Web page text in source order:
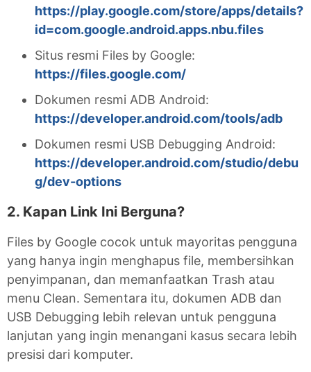
https://play.google.com/store/apps/details?
id=com.google.android.apps.nbu.files
Situs resmi Files by Google:
https://files.google.com/
Dokumen resmi ADB Android:
https://developer.android.com/tools/adb
Dokumen resmi USB Debugging Android:
https://developer.android.com/studio/debu
g/dev-options
2. Kapan Link Ini Berguna?
Files by Google cocok untuk mayoritas pengguna
yang hanya ingin menghapus file, membersihkan
penyimpanan, dan memanfaatkan Trash atau
menu Clean. Sementara itu, dokumen ADB dan
USB Debugging lebih relevan untuk pengguna
lanjutan yang ingin menangani kasus secara lebih
presisi dari komputer.